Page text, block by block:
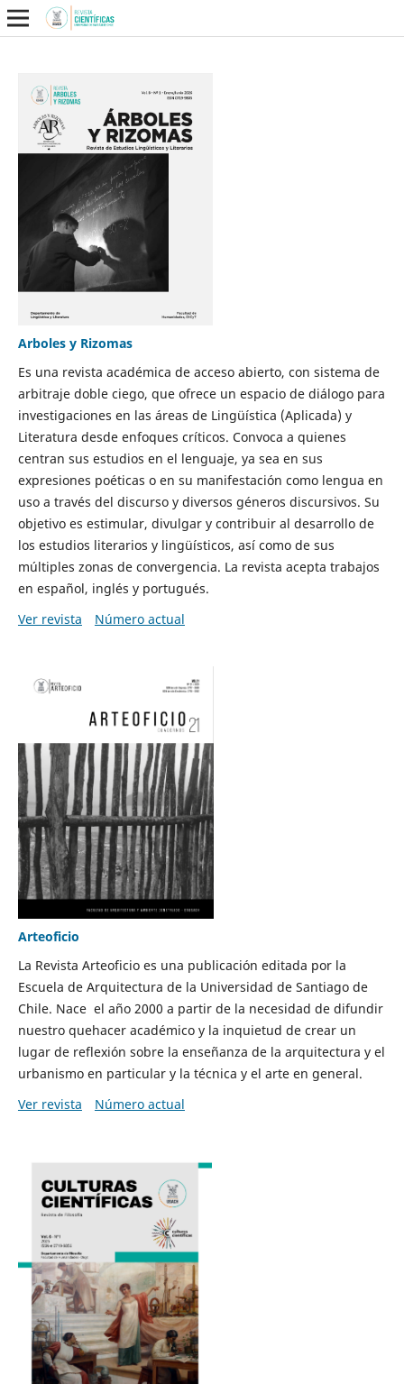
Arboles y Rizomas
Es una revista académica de acceso abierto, con sistema de
arbitraje doble ciego, que ofrece un espacio de diálogo para
investigaciones en las áreas de Lingüística (Aplicada) y
Literatura desde enfoques críticos. Convoca a quienes
centran sus estudios en el lenguaje, ya sea en sus
expresiones poéticas o en su manifestación como lengua en
uso a través del discurso y diversos géneros discursivos. Su
objetivo es estimular, divulgar y contribuir al desarrollo de
los estudios literarios y lingüísticos, así como de sus
múltiples zonas de convergencia. La revista acepta trabajos
en español, inglés y portugués.
Ver revista
Número actual
Arteoficio
La Revista Arteoficio es una publicación editada por la
Escuela de Arquitectura de la Universidad de Santiago de
Chile. Nace el año 2000 a partir de la necesidad de difundir
nuestro quehacer académico y la inquietud de crear un
lugar de reflexión sobre la enseñanza de la arquitectura y el
urbanismo en particular y la técnica y el arte en general.
Ver revista
Número actual